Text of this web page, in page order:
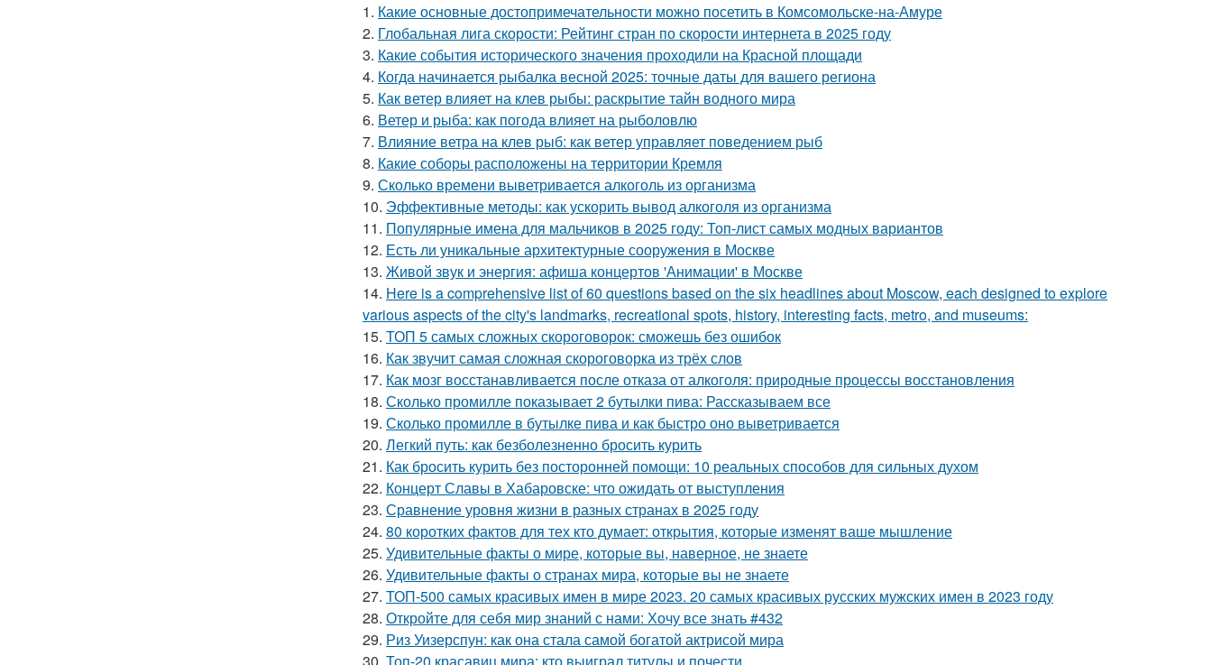
1. Какие основные достопримечательности можно посетить в Комсомольске-на-Амуре
2. Глобальная лига скорости: Рейтинг стран по скорости интернета в 2025 году
3. Какие события исторического значения проходили на Красной площади
4. Когда начинается рыбалка весной 2025: точные даты для вашего региона
5. Как ветер влияет на клев рыбы: раскрытие тайн водного мира
6. Ветер и рыба: как погода влияет на рыболовлю
7. Влияние ветра на клев рыб: как ветер управляет поведением рыб
8. Какие соборы расположены на территории Кремля
9. Сколько времени выветривается алкоголь из организма
10. Эффективные методы: как ускорить вывод алкоголя из организма
11. Популярные имена для мальчиков в 2025 году: Топ-лист самых модных вариантов
12. Есть ли уникальные архитектурные сооружения в Москве
13. Живой звук и энергия: афиша концертов 'Анимации' в Москве
14. Here is a comprehensive list of 60 questions based on the six headlines about Moscow, each designed to explore
various aspects of the city's landmarks, recreational spots, history, interesting facts, metro, and museums:
15. ТОП 5 самых сложных скороговорок: сможешь без ошибок
16. Как звучит самая сложная скороговорка из трёх слов
17. Как мозг восстанавливается после отказа от алкоголя: природные процессы восстановления
18. Сколько промилле показывает 2 бутылки пива: Рассказываем все
19. Сколько промилле в бутылке пива и как быстро оно выветривается
20. Легкий путь: как безболезненно бросить курить
21. Как бросить курить без посторонней помощи: 10 реальных способов для сильных духом
22. Концерт Славы в Хабаровске: что ожидать от выступления
23. Сравнение уровня жизни в разных странах в 2025 году
24. 80 коротких фактов для тех кто думает: открытия, которые изменят ваше мышление
25. Удивительные факты о мире, которые вы, наверное, не знаете
26. Удивительные факты о странах мира, которые вы не знаете
27. ТОП-500 самых красивых имен в мире 2023. 20 самых красивых русских мужских имен в 2023 году
28. Откройте для себя мир знаний с нами: Хочу все знать #432
29. Риз Уизерспун: как она стала самой богатой актрисой мира